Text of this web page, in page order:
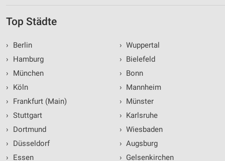
Top Städte
›
Berlin
›
Hamburg
›
München
›
Köln
›
Frankfurt (Main)
› Stuttgart
›
Dortmund
›
Düsseldorf
›
Essen
› Wuppertal
› Bielefeld
› Bonn
› Mannheim
› Münster
› Karlsruhe
› Wiesbaden
› Augsburg
› Gelsenkirchen